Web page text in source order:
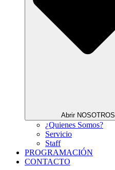
Abrir NOSOTROS
¿Quienes Somos?
Servicio
Staff
PROGRAMACIÓN
CONTACTO